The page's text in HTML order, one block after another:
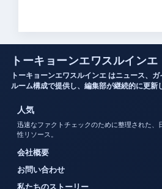
トーキョーンエワスルインエ
トーキョーンエワスルインエ はニュース、
ルーム構成で提供し、編集部が継続的に更新
人気
迅速なファクトチェックのために整理された、
性リソース。
会社概要
お問い合わせ
私たちのストーリー